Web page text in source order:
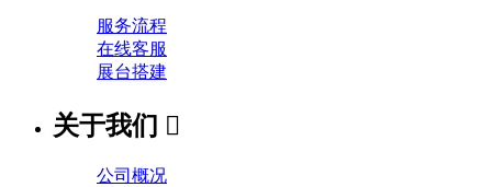
服务流程
在线客服
展台搭建
关于我们 
公司概况